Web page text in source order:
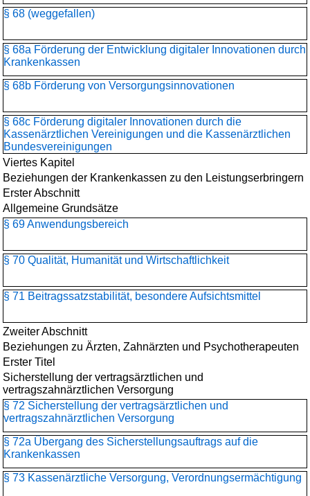
§ 68 (weggefallen)
§ 68a Förderung der Entwicklung digitaler Innovationen durch
Krankenkassen
§ 68b Förderung von Versorgungsinnovationen
§ 68c Förderung digitaler Innovationen durch die
Kassenärztlichen Vereinigungen und die Kassenärztlichen
Bundesvereinigungen
Viertes Kapitel
Beziehungen der Krankenkassen zu den Leistungserbringern
Erster Abschnitt
Allgemeine Grundsätze
§ 69 Anwendungsbereich
§ 70 Qualität, Humanität und Wirtschaftlichkeit
§ 71 Beitragssatzstabilität, besondere Aufsichtsmittel
Zweiter Abschnitt
Beziehungen zu Ärzten, Zahnärzten und Psychotherapeuten
Erster Titel
Sicherstellung der vertragsärztlichen und
vertragszahnärztlichen Versorgung
§ 72 Sicherstellung der vertragsärztlichen und
vertragszahnärztlichen Versorgung
§ 72a Übergang des Sicherstellungsauftrags auf die
Krankenkassen
§ 73 Kassenärztliche Versorgung, Verordnungsermächtigung